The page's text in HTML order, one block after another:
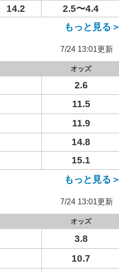
14.2
2.5〜4.4
もっと見る＞
7/24 13:01更新
オッズ
2.6
11.5
11.9
14.8
15.1
もっと見る＞
7/24 13:01更新
オッズ
3.8
10.7